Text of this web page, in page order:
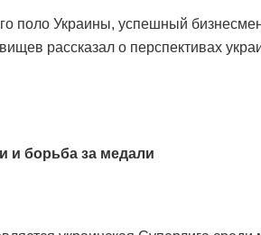
поло Украины, успешный
рассказал о перспективах
и борьба за медали